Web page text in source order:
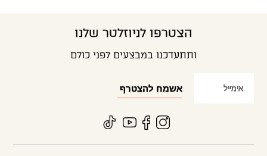
הצטרפו לניוזלטר שלנו
ותתעדכנו במבצעים לפני כולם